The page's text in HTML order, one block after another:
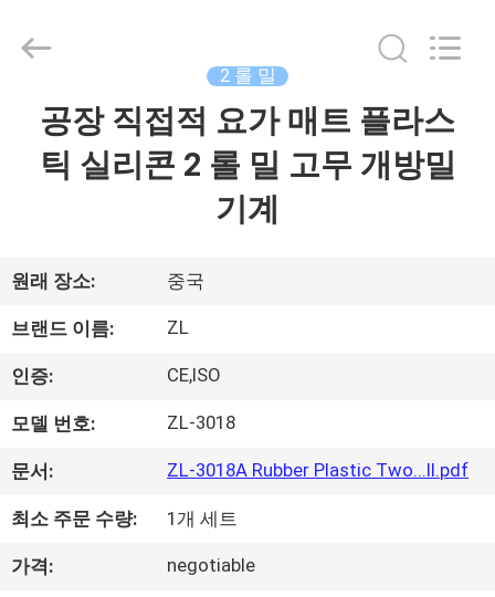
동
영
상
우
리
에
Dongguan
Zhongli
Reserved.
2 롤 밀
공장 직접적 요가 매트 플라스
틱 실리콘 2 롤 밀 고무 개방밀
기계
원래 장소: 중국
브랜드 이름: ZL
인증: CE,ISO
모델 번호: ZL-3018
문서: ZL-3018A Rubber Plastic Two...ll.pdf
최소 주문 수량: 1개 세트
가격: negotiable